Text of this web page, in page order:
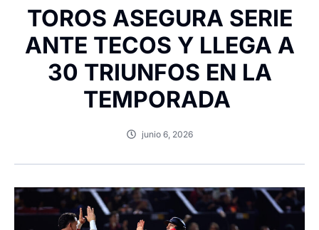
TOROS ASEGURA SERIE
ANTE TECOS Y LLEGA A
30 TRIUNFOS EN LA
TEMPORADA
junio 6, 2026